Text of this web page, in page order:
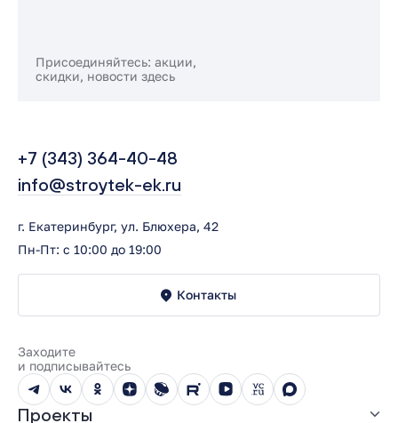
Присоединяйтесь: акции,
скидки, новости здесь
+7 (343) 364-40-48
info@stroytek-ek.ru
г. Екатеринбург, ул. Блюхера, 42
Пн-Пт: с 10:00 до 19:00
Контакты
Заходите
и подписывайтесь
Проекты